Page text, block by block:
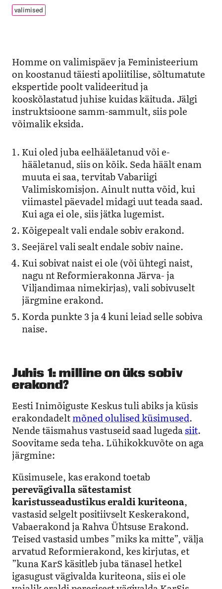
valimised
Homme on valimispäev ja Feministeerium
on koostanud täiesti apoliitilise, sõltumatute
ekspertide poolt valideeritud ja
kooskõlastatud juhise kuidas käituda. Jälgi
instruktsioone samm-sammult, siis pole
võimalik eksida.
Kui oled juba eelhääletanud või e-
hääletanud, siis on kõik. Seda häält enam
muuta ei saa, tervitab Vabariigi
Valimiskomisjon. Ainult nutta võid, kui
viimastel päevadel midagi uut teada saad.
Kui aga ei ole, siis jätka lugemist.
Kõigepealt vali endale sobiv erakond.
Seejärel vali sealt endale sobiv naine.
Kui sobivat naist ei ole (või ühtegi naist,
nagu nt Reformierakonna Järva- ja
Viljandimaa nimekirjas), vali sobivuselt
järgmine erakond.
Korda punkte 3 ja 4 kuni leiad selle sobiva
naise.
Juhis 1: milline on üks sobiv
erakond?
Eesti Inimõiguste Keskus tuli abiks ja küsis
erakondadeltmõned olulised küsimused.
Nende täismahus vastuseid saad lugedasiit.
Soovitame seda teha. Lühikokkuvõte on aga
järgmine:
Küsimusele, kas erakond toetab
perevägivalla sätestamist
karistusseadustikus eraldi kuriteona,
vastasid selgelt positiivselt Keskerakond,
Vabaerakond ja Rahva Ühtsuse Erakond.
Teised vastasid umbes ”miks ka mitte”, välja
arvatud Reformierakond, kes kirjutas, et
”kuna KarS käsitleb juba tänasel hetkel
igasugust vägivalda kuriteona, siis ei ole